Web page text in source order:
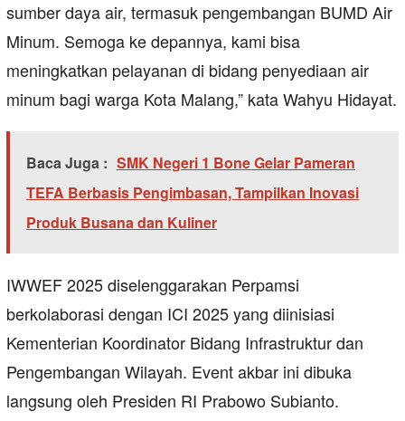
sumber daya air, termasuk pengembangan BUMD Air
Minum. Semoga ke depannya, kami bisa
meningkatkan pelayanan di bidang penyediaan air
minum bagi warga Kota Malang,” kata Wahyu Hidayat.
Baca Juga : SMK Negeri 1 Bone Gelar Pameran
TEFA Berbasis Pengimbasan, Tampilkan Inovasi
Produk Busana dan Kuliner
IWWEF 2025 diselenggarakan Perpamsi
berkolaborasi dengan ICI 2025 yang diinisiasi
Kementerian Koordinator Bidang Infrastruktur dan
Pengembangan Wilayah. Event akbar ini dibuka
langsung oleh Presiden RI Prabowo Subianto.